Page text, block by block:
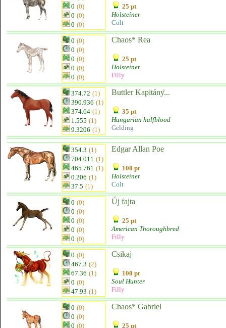
0 (0)
0 (0)
0 (0)
25 pt
Holsteiner
Colt
0 (0)
0 (0)
0 (0)
0 (0)
0 (0)
Chaos* Rea
25 pt
Holsteiner
Filly
374.72 (1)
390.936 (1)
374.64 (1)
1.555 (1)
9.3206 (1)
Buttler Kapitány͐...
35 pt
Hungarian halfblood
Gelding
354.3 (1)
704.011 (1)
465.761 (1)
0.206 (1)
37.5 (1)
Edgar Allan Poe
100 pt
Holsteiner
Colt
0 (0)
0 (0)
0 (0)
0 (0)
0 (0)
Új fajta
25 pt
American Thoroughbred
Filly
0 (0)
467.3 (2)
67.36 (1)
0 (0)
47.93 (1)
Csikaj
100 pt
Soul Hunter
Filly
0 (0)
0 (0)
0 (0)
Chaos* Gabriel
25 pt